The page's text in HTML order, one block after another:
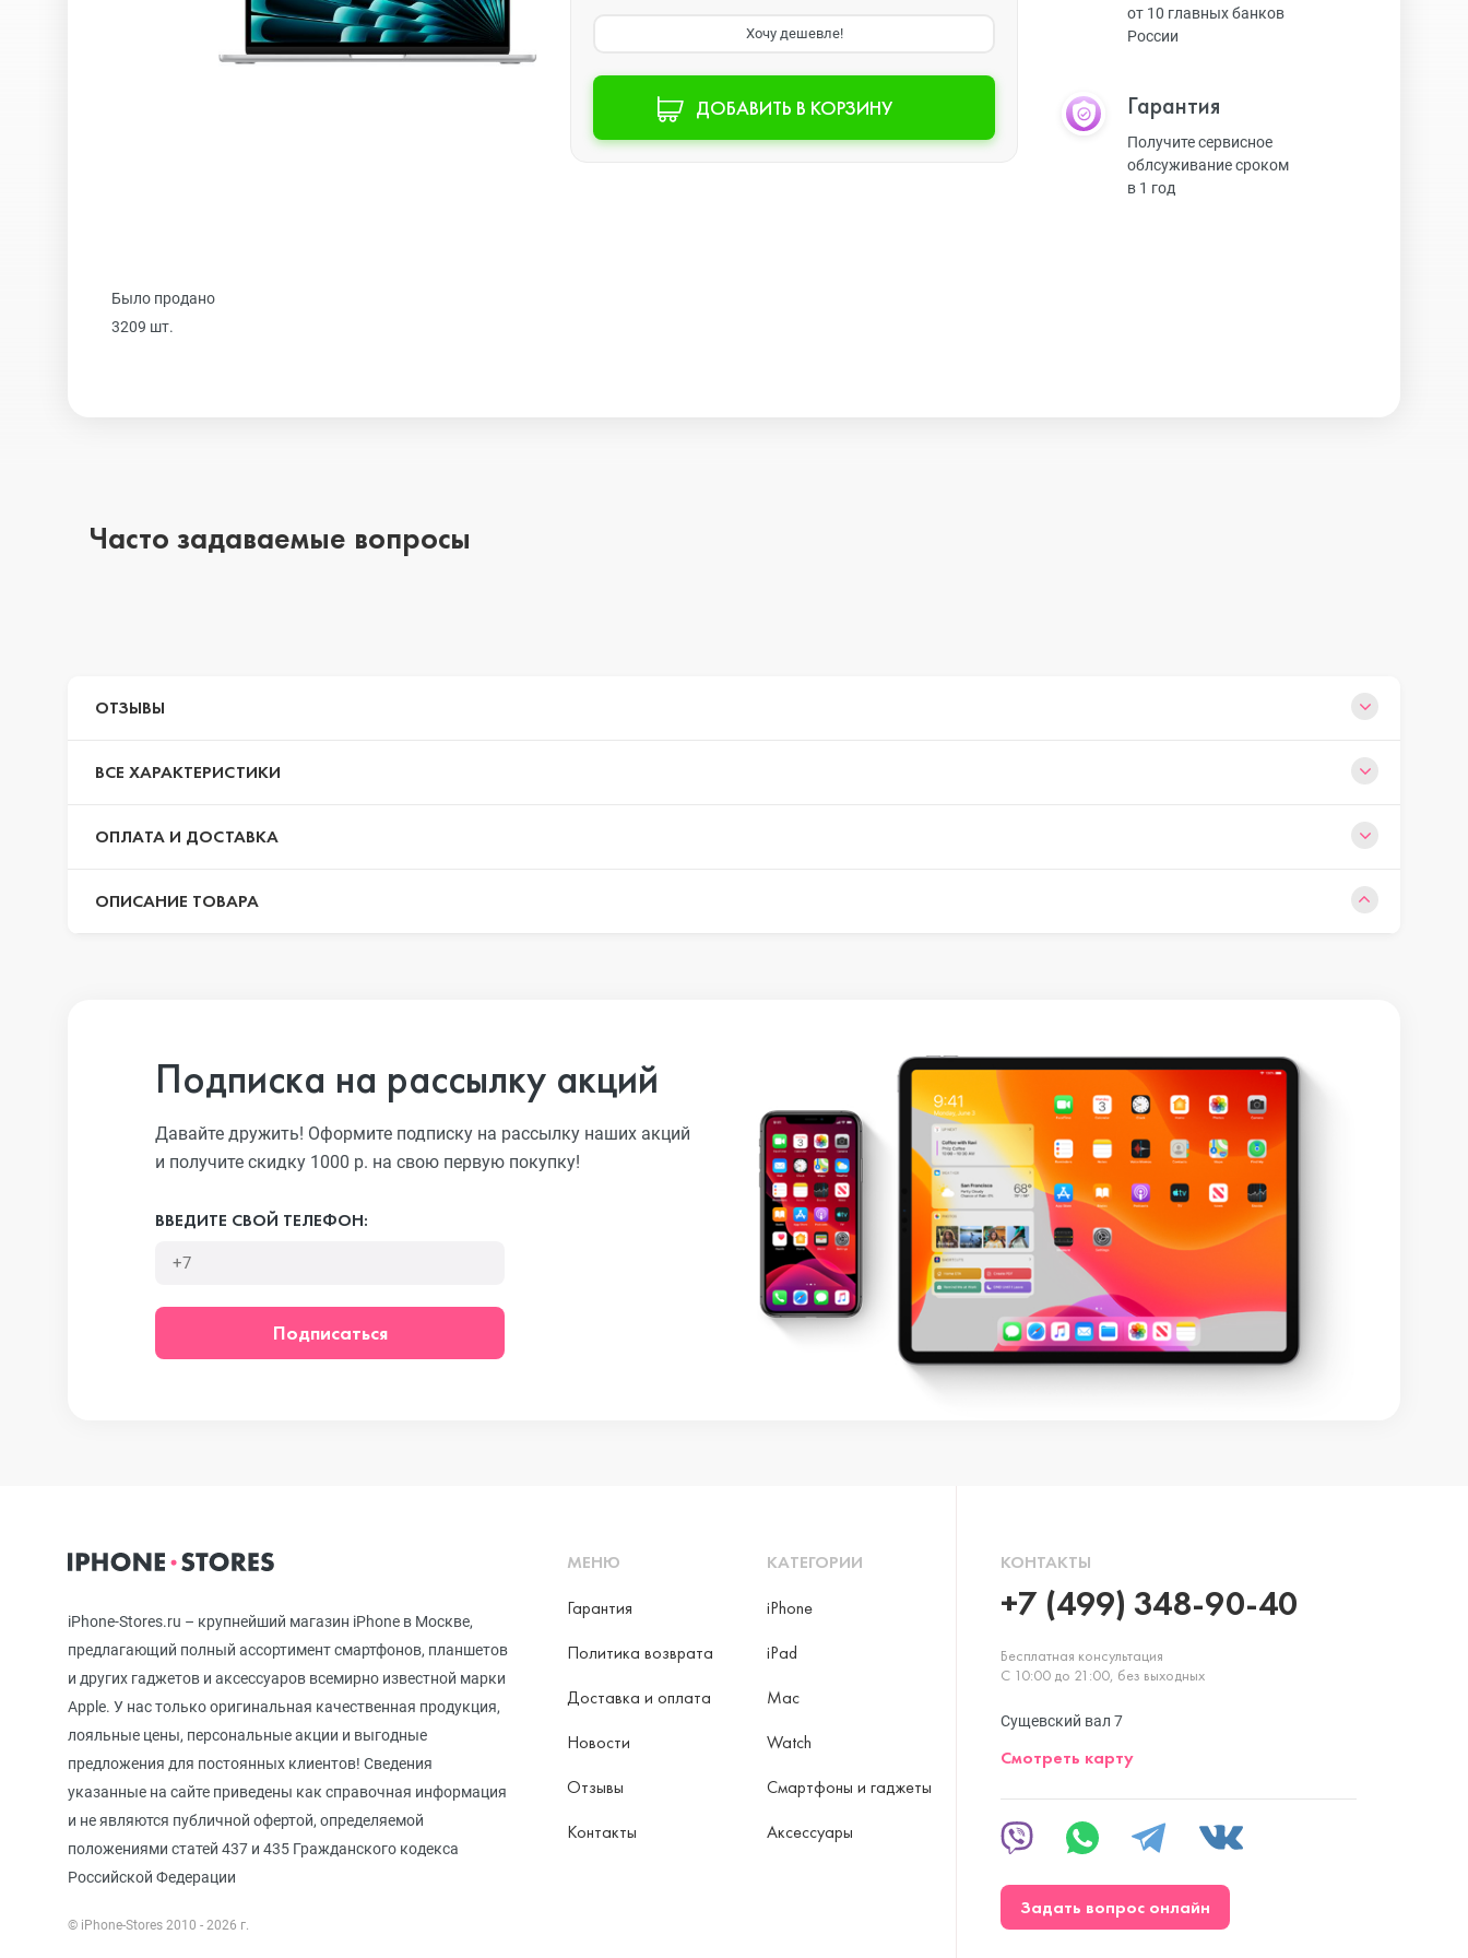
iPhone 16 Plus
iPhone 15 Pro
iPhone 13 Pro Max
iPhone 13
iPhone 13 mini
iPhone 12 Pro Max
iPhone 11 Pro Max
iPhone 11 Pro
iPhone 11
iPhone XS Max
Watch SE 2
Watch SE
Хочу дешевле!
ДОБАВИТЬ В КОРЗИНУ
Было продано
3209 шт.
от 10 главных банков
России
Гарантия
Получите сервисное
облсуживание сроком
в 1 год
Часто задаваемые вопросы
ОТЗЫВЫ
ВСЕ ХАРАКТЕРИСТИКИ
ОПЛАТА И ДОСТАВКА
ОПИСАНИЕ ТОВАРА
Подписка на рассылку акций
Давайте дружить! Оформите подписку на рассылку наших акций
и получите скидку 1000 р. на свою первую покупку!
ВВЕДИТЕ СВОЙ ТЕЛЕФОН:
Подписаться
iPhone-Stores.ru – крупнейший магазин iPhone в Москве,
предлагающий полный ассортимент смартфонов, планшетов
и других гаджетов и аксессуаров всемирно известной марки
Apple. У нас только оригинальная качественная продукция,
лояльные цены, персональные акции и выгодные
предложения для постоянных клиентов! Сведения
указанные на сайте приведены как справочная информация
и не являются публичной офертой, определяемой
положениями статей 437 и 435 Гражданского кодекса
Российской Федерации
© iPhone-Stores 2010 - 2026 г.
МЕНЮ
Гарантия
Политика возврата
Доставка и оплата
Новости
Отзывы
Контакты
КАТЕГОРИИ
iPhone
iPad
Mac
Watch
Смартфоны и гаджеты
Аксессуары
КОНТАКТЫ
+7 (499) 348-90-40
Бесплатная консультация
С 10:00 до 21:00, без выходных
Сущевский вал 7
Смотреть карту
Задать вопрос онлайн